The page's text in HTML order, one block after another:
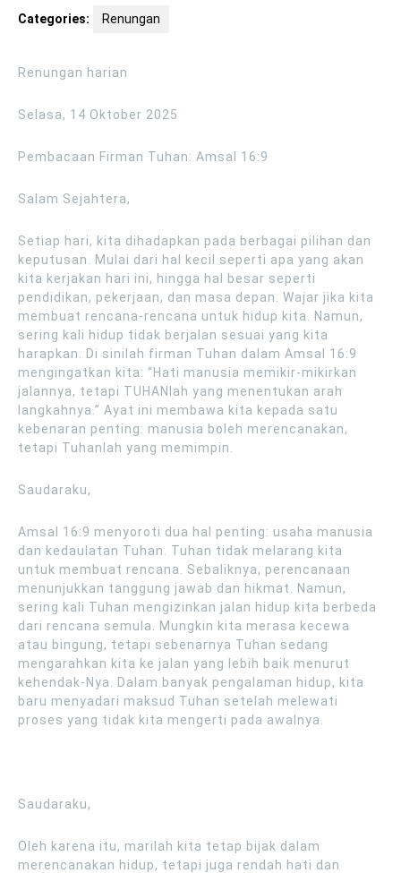
Categories: Renungan
Renungan harian
Selasa, 14 Oktober 2025
Pembacaan Firman Tuhan: Amsal 16:9
Salam Sejahtera,
Setiap hari, kita dihadapkan pada berbagai pilihan dan
keputusan. Mulai dari hal kecil seperti apa yang akan
kita kerjakan hari ini, hingga hal besar seperti
pendidikan, pekerjaan, dan masa depan. Wajar jika kita
membuat rencana-rencana untuk hidup kita. Namun,
sering kali hidup tidak berjalan sesuai yang kita
harapkan. Di sinilah firman Tuhan dalam Amsal 16:9
mengingatkan kita: “Hati manusia memikir-mikirkan
jalannya, tetapi TUHANlah yang menentukan arah
langkahnya.” Ayat ini membawa kita kepada satu
kebenaran penting: manusia boleh merencanakan,
tetapi Tuhanlah yang memimpin.
Saudaraku,
Amsal 16:9 menyoroti dua hal penting: usaha manusia
dan kedaulatan Tuhan. Tuhan tidak melarang kita
untuk membuat rencana. Sebaliknya, perencanaan
menunjukkan tanggung jawab dan hikmat. Namun,
sering kali Tuhan mengizinkan jalan hidup kita berbeda
dari rencana semula. Mungkin kita merasa kecewa
atau bingung, tetapi sebenarnya Tuhan sedang
mengarahkan kita ke jalan yang lebih baik menurut
kehendak-Nya. Dalam banyak pengalaman hidup, kita
baru menyadari maksud Tuhan setelah melewati
proses yang tidak kita mengerti pada awalnya.
Saudaraku,
Oleh karena itu, marilah kita tetap bijak dalam
merencanakan hidup, tetapi juga rendah hati dan